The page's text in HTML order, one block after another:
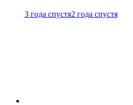
3 года спустя2 года спустя